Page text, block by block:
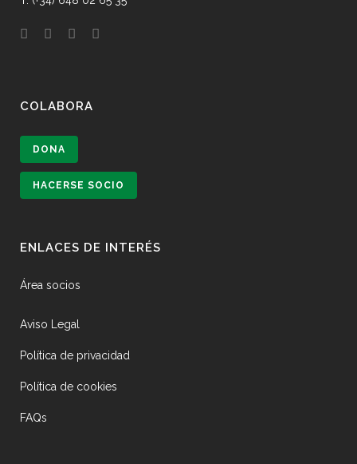
COLABORA
DONA
HACERSE SOCIO
ENLACES DE INTERÉS
Área socios
Aviso Legal
Política de privacidad
Política de cookies
FAQs